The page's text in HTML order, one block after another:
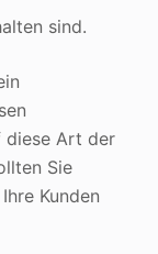
sind.
diese Art der
Sie
Kunden